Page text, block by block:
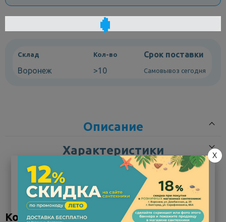
Склад Кол-во
Срок поставки
Воронеж
>10 Самовывоз сегодня
Описание
Характеристики
Раковина накладная Sanita Luxe Ringo RNGSLWB01 53 см —
элегантная овальная чаша для стильной ванной
Накладная раковина Sanita Luxe Ringo RNGSLWB01 — это
Коллекция "Ringo"
X